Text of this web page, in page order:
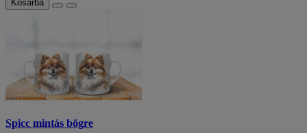
Kosárba
Spicc mintás bögre